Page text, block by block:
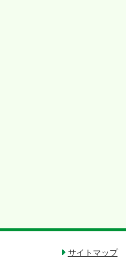
サイトマップ